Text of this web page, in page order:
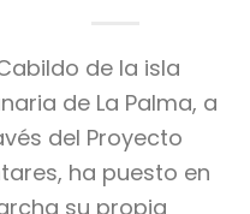
de la isla
de La Palma, a
del Proyecto
ha puesto en
su propia